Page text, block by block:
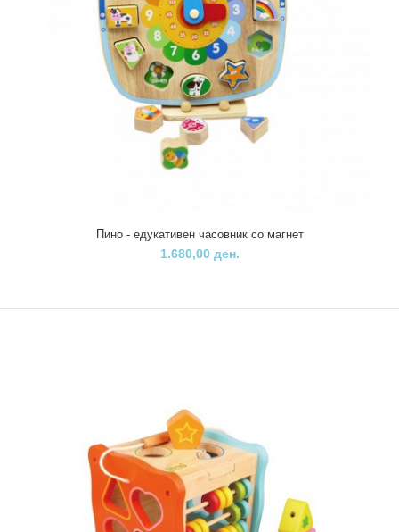
Луле Фотоапарат
Пино - едукативен часовник со магнет
1.680,00 ден.